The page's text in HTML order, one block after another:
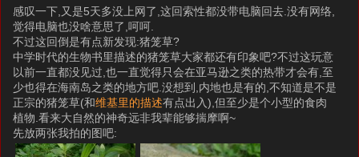
感叹一下,又是5天多没上网了,这回索性都没带电脑回去.没有网络,
觉得电脑也没啥意思了,呵呵.
不过这回倒是有点新发现:猪笼草?
中学时代的生物书里描述的猪笼草大家都还有印象吧?不过这玩意
以前一直都没见过,也一直觉得只会在亚马逊之类的热带才会有,至
少也得在海南岛之类的地方吧.没想到,内地也是有的,不知道是不是
正宗的猪笼草(和维基里的描述有点出入),但至少是个小型的食肉
植物.看来大自然的神奇远非我辈能够揣摩啊~
先放两张我拍的图吧: